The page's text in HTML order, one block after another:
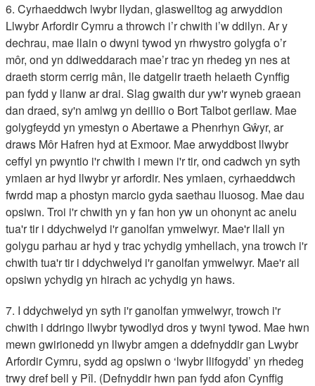
6. Cyrhaeddwch lwybr llydan, glaswelltog ag arwyddion
Llwybr Arfordir Cymru a throwch i’r chwith i’w ddilyn. Ar y
dechrau, mae llain o dwyni tywod yn rhwystro golygfa o’r
môr, ond yn ddiweddarach mae’r trac yn rhedeg yn nes at
draeth storm cerrig mân, lle datgelir traeth helaeth Cynffig
pan fydd y llanw ar drai. Slag gwaith dur yw'r wyneb graean
dan draed, sy'n amlwg yn deillio o Bort Talbot gerllaw. Mae
golygfeydd yn ymestyn o Abertawe a Phenrhyn Gŵyr, ar
draws Môr Hafren hyd at Exmoor. Mae arwyddbost llwybr
ceffyl yn pwyntio i'r chwith i mewn i'r tir, ond cadwch yn syth
ymlaen ar hyd llwybr yr arfordir. Nes ymlaen, cyrhaeddwch
fwrdd map a phostyn marcio gyda saethau lluosog. Mae dau
opsiwn. Troi i'r chwith yn y fan hon yw un ohonynt ac anelu
tua'r tir i ddychwelyd i'r ganolfan ymwelwyr. Mae'r llall yn
golygu parhau ar hyd y trac ychydig ymhellach, yna trowch i'r
chwith tua'r tir i ddychwelyd i'r ganolfan ymwelwyr. Mae'r ail
opsiwn ychydig yn hirach ac ychydig yn haws.
7. I ddychwelyd yn syth i'r ganolfan ymwelwyr, trowch i'r
chwith i ddringo llwybr tywodlyd dros y twyni tywod. Mae hwn
mewn gwirionedd yn llwybr amgen a ddefnyddir gan Lwybr
Arfordir Cymru, sydd ag opsiwn o ‘lwybr llifogydd’ yn rhedeg
trwy dref bell y Pîl. (Defnyddir hwn pan fydd afon Cynffig